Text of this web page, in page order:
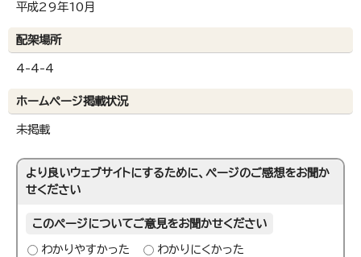
平成29年10月
配架場所
4-4-4
ホームページ掲載状況
未掲載
より良いウェブサイトにするために、ページのご感想をお聞か
せください
このページについてご意見をお聞かせください
わかりやすかった わかりにくかった